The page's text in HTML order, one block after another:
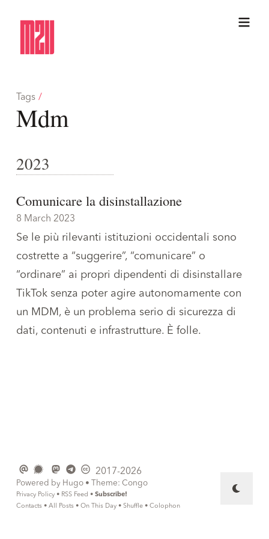
Tags /
Mdm
2023
Comunicare la disinstallazione
8 March 2023
Se le più rilevanti istituzioni occidentali sono
costrette a “suggerire”, “comunicare” o
“ordinare” ai propri dipendenti di disinstallare
TikTok senza poter agire autonomamente con
un MDM, è un problema serio di sicurezza di
dati, contenuti e infrastrutture. È folle.
2017-2026
Powered by Hugo • Theme: Congo
Privacy Policy • RSS Feed • Subscribe!
Contacts • All Posts • On This Day • Shuffle • Colophon